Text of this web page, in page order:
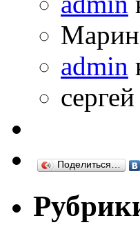
admin
Поделиться…